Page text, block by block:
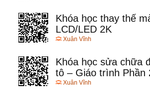
Khóa học thay thế
LCD/LED 2K
Xuân Vĩnh
Khóa học sửa chữa
tô – Giáo trình Phần
Xuân Vĩnh